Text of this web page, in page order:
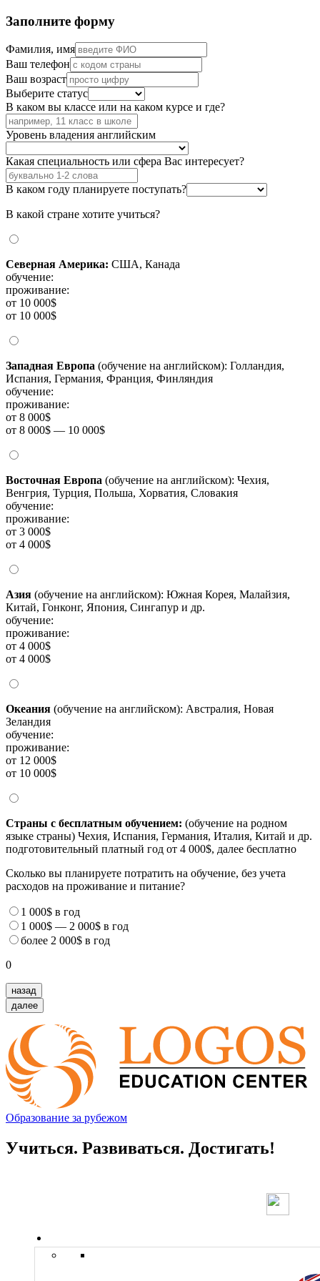
Заполните форму
Фамилия, имя
Ваш телефон
Ваш возраст
Выберите статус
В каком вы классе или на каком курсе и где?
Уровень владения английским
Какая специальность или сфера Вас интересует?
В каком году планируете поступать?
В какой стране хотите учиться?
Северная Америка: США, Канада
обучение:
проживание:
от 10 000$
от 10 000$
Западная Европа (обучение на английском): Голландия,
Испания, Германия, Франция, Финляндия
обучение:
проживание:
от 8 000$
от 8 000$ — 10 000$
Восточная Европа (обучение на английском): Чехия,
Венгрия, Турция, Польша, Хорватия, Словакия
обучение:
проживание:
от 3 000$
от 4 000$
Азия (обучение на английском): Южная Корея, Малайзия,
Китай, Гонконг, Япония, Сингапур и др.
обучение:
проживание:
от 4 000$
от 4 000$
Океания (обучение на английском): Австралия, Новая
Зеландия
обучение:
проживание:
от 12 000$
от 10 000$
Страны с бесплатным обучением: (обучение на родном
языке страны) Чехия, Испания, Германия, Италия, Китай и др.
подготовительный платный год от 4 000$, далее бесплатно
Сколько вы планируете потратить на обучение, без учета
расходов на проживание и питание?
1 000$ в год
1 000$ — 2 000$ в год
более 2 000$ в год
0
назад
далее
Образование за рубежом
Учиться. Развиваться. Достигать!